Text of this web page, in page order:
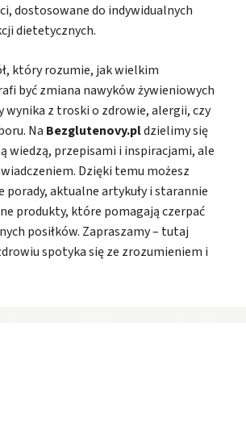
dostosowane do indywidualnych
dietetycznych.
który rozumie, jak wielkim
być zmiana nawyków żywieniowych
wynika z troski o zdrowie, alergii, czy
Na Bezglutenovy.pldzielimy się
wiedzą, przepisami i inspiracjami, ale
Dzięki temu możesz
porady, aktualne artykuły i starannie
produkty, które pomagają czerpać
posiłków. Zapraszamy – tutaj
spotyka się ze zrozumieniem i